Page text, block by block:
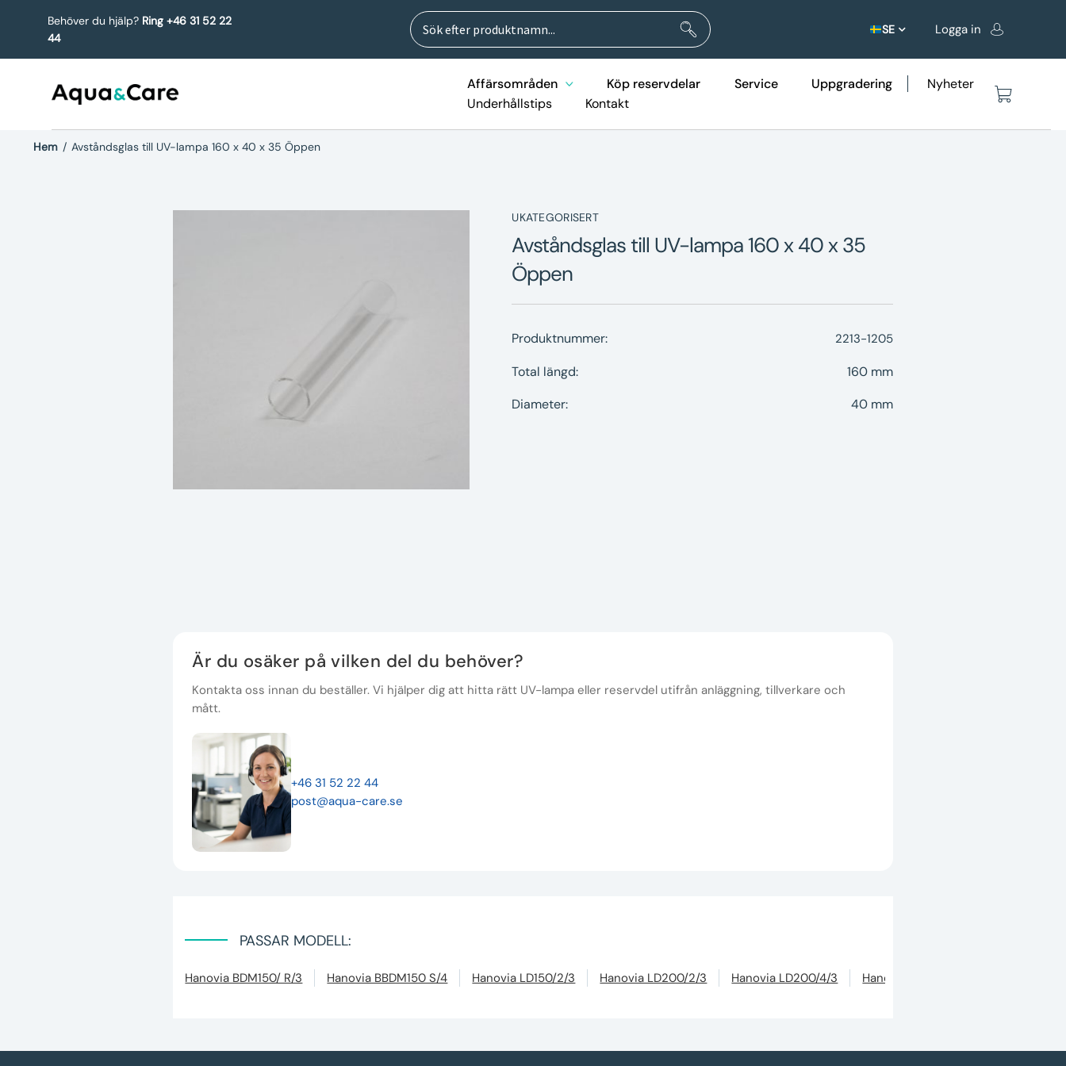
Behöver du hjälp? Ring +46 31 52 22
44
Sök
efter:
Sök
SE Logga in
Affärsområden Köp reservdelar Service Uppgradering
Nyheter
Underhållstips
Kontakt
Hem / Avståndsglas till UV-lampa 160 x 40 x 35 Öppen
UKATEGORISERT
Avståndsglas till UV-lampa 160 x 40 x 35
Öppen
Produktnummer: 2213-1205
Total längd:
160 mm
Diameter:
40 mm
Är du osäker på vilken del du behöver?
Kontakta oss innan du beställer. Vi hjälper dig att hitta rätt UV-lampa eller reservdel utifrån anläggning, tillverkare och
mått.
+46 31 52 22 44
post@aqua-care.se
PASSAR MODELL:
Hanovia BDM150/ R/3 Hanovia BBDM150 S/4 Hanovia LD150/2/3 Hanovia LD200/2/3 Hanovia LD200/4/3 Hanovia LD200/6/4